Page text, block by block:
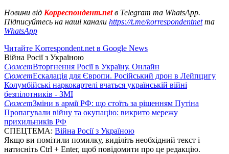
Новини від Корреспондент.netв Telegram та WhatsApp.
Підписуйтесь на наші канали https://t.me/korrespondentnetта
WhatsApp
Читайте Korrespondent.net в Google News
Війна Росії з Україною
СюжетВторгнення Росії в Україну. Онлайн
СюжетЕскалація для Європи. Російський дрон в Лейпцигу
Колумбійські наркокартелі вчаться українській війні
безпілотників - ЗМІ
СюжетЗміни в армії РФ: що стоїть за рішенням Путіна
Пропагували війну та окупацію: викрито мережу
прихильників РФ
СПЕЦТЕМА: Війна Росії з Україною
Якщо ви помітили помилку, виділіть необхідний текст і
натисніть Ctrl + Enter, щоб повідомити про це редакцію.